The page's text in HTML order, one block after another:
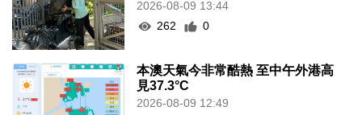
2026-08-09 13:44
262
0
本澳天氣今非常酷熱 至中午外港高
見37.3°C
2026-08-09 12:49